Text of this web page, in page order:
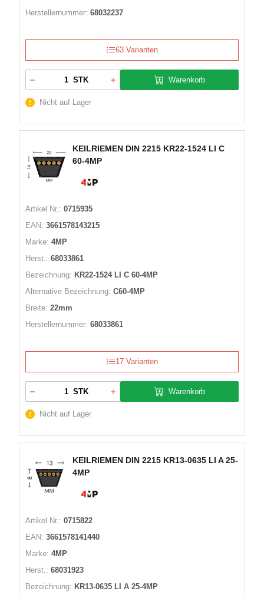
Herstellernummer: 68032237
63 Varianten
STK Warenkorb
Nicht auf Lager
KEILRIEMEN DIN 2215 KR22-1524 LI C
60-4MP
Artikel Nr.: 0715935
EAN: 3661578143215
Marke: 4MP
Herst.: 68033861
Bezeichnung: KR22-1524 LI C 60-4MP
Alternative Bezeichnung: C60-4MP
Breite: 22mm
Herstellernummer: 68033861
17 Varianten
STK Warenkorb
Nicht auf Lager
KEILRIEMEN DIN 2215 KR13-0635 LI A 25-
4MP
Artikel Nr.: 0715822
EAN: 3661578141440
Marke: 4MP
Herst.: 68031923
Bezeichnung: KR13-0635 LI A 25-4MP